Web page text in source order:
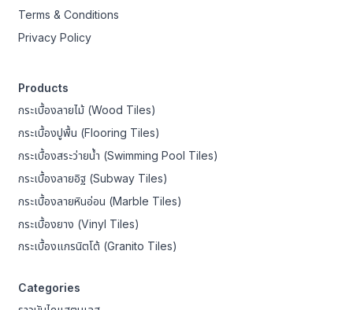
Terms & Conditions
Privacy Policy
Products
กระเบื้องลายไม้ (Wood Tiles)
กระเบื้องปูพื้น (Flooring Tiles)
กระเบื้องสระว่ายน้ำ (Swimming Pool Tiles)
กระเบื้องลายอิฐ (Subway Tiles)
กระเบื้องลายหินอ่อน (Marble Tiles)
กระเบื้องยาง (Vinyl Tiles)
กระเบื้องแกรนิตโต้ (Granito Tiles)
Categories